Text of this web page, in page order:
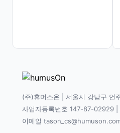
(주)휴머스온 | 서울시 강남구 언
사업자등록번호 147-87-02929
이메일